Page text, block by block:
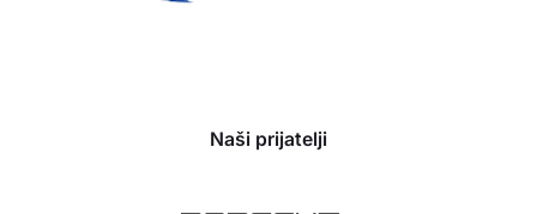
Naši prijatelji